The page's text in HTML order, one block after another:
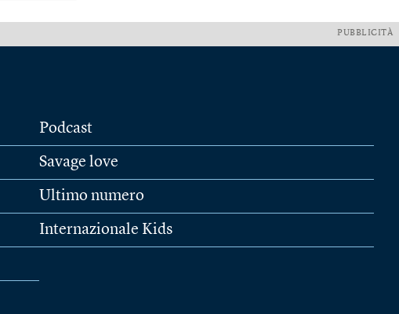
PUBBLICITÀ
Podcast
Savage love
Ultimo numero
Internazionale Kids